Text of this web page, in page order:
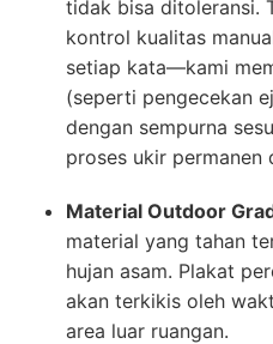
tidak bisa ditoleransi.
kontrol kualitas
setiap kata—kami
(seperti pengecekan
dengan sempurna
proses ukir permanen
Material Outdoor
material yang tahan
hujan asam. Plakat
akan terkikis oleh
area luar ruangan.